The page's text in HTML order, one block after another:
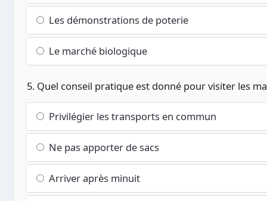
Les démonstrations de poterie
Le marché biologique
5. Quel conseil pratique est donné pour visiter les
Privilégier les transports en commun
Ne pas apporter de sacs
Arriver après minuit